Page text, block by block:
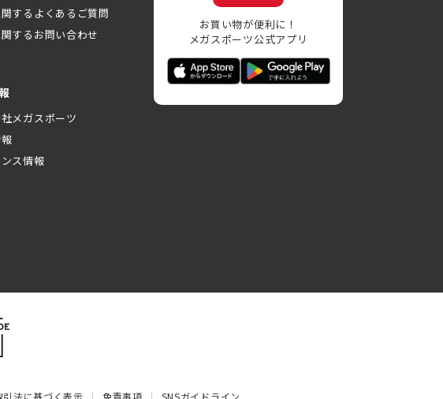
するよくあるご質問
するお問い合わせ
メガスポーツ
ス情報
お買い物が便利に！
メガスポーツ公式アプリ
引法に基づく表示 免責事項 SNSガイドライン